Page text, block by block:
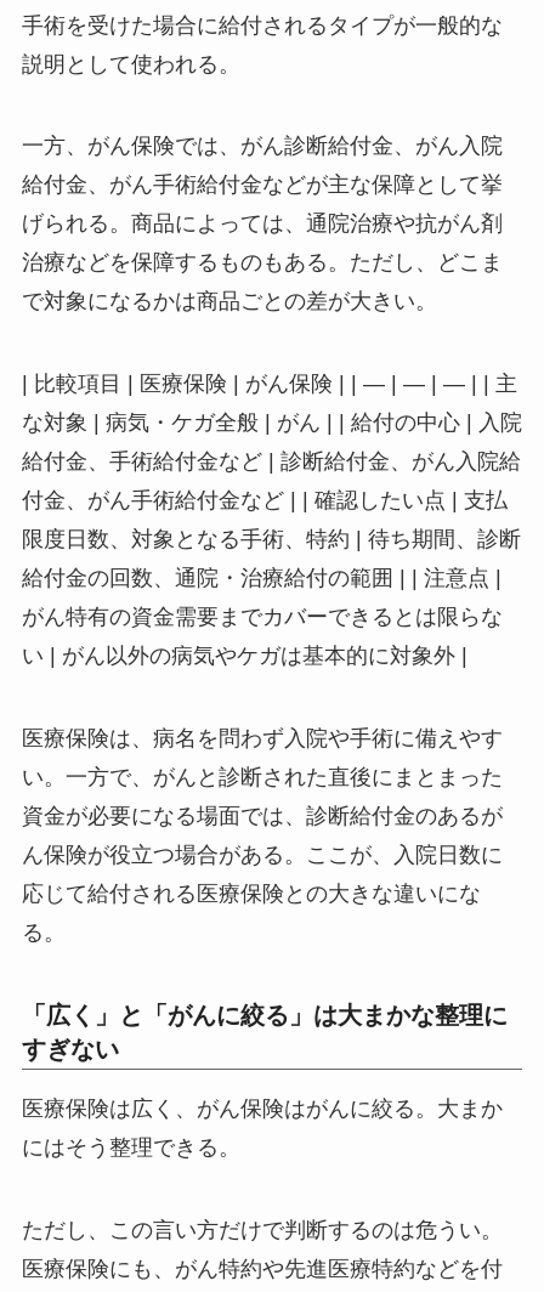
手術を受けた場合に給付されるタイプが一般的な
説明として使われる。
一方、がん保険では、がん診断給付金、がん入院
給付金、がん手術給付金などが主な保障として挙
げられる。商品によっては、通院治療や抗がん剤
治療などを保障するものもある。ただし、どこま
で対象になるかは商品ごとの差が大きい。
| 比較項目 | 医療保険 | がん保険 | | — | — | — | | 主
な対象 | 病気・ケガ全般 | がん | | 給付の中心 | 入院
給付金、手術給付金など | 診断給付金、がん入院給
付金、がん手術給付金など | | 確認したい点 | 支払
限度日数、対象となる手術、特約 | 待ち期間、診断
給付金の回数、通院・治療給付の範囲 | | 注意点 |
がん特有の資金需要までカバーできるとは限らな
い | がん以外の病気やケガは基本的に対象外 |
医療保険は、病名を問わず入院や手術に備えやす
い。一方で、がんと診断された直後にまとまった
資金が必要になる場面では、診断給付金のあるが
ん保険が役立つ場合がある。ここが、入院日数に
応じて給付される医療保険との大きな違いにな
る。
「広く」と「がんに絞る」は大まかな整理に
すぎない
医療保険は広く、がん保険はがんに絞る。大まか
にはそう整理できる。
ただし、この言い方だけで判断するのは危うい。
医療保険にも、がん特約や先進医療特約などを付